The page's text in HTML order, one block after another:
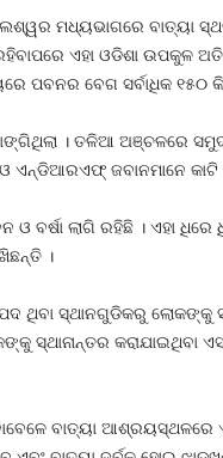
ମଧ୍ୟଭାଗରେ ବାତ୍ୟା
ଏହା ଓଡିଶା ଉପକୁଳ
ପବନର ବେଗ ସର୍ବାଧିକ ୧୫୦
। ତଳିଆ ଅଞ୍ଚଳରେ
ଏନ୍‍ଡିଆରଏଫ୍‍ ଜବାନମାନେ କାଟି
ବର୍ଷା ଲାଗି ରହିଛି । ଏହା
।
ଥିବା ସ୍ଥାନଗୁଡିକରୁ ଲୋକଙ୍କୁ
ସ୍ଥାନାନ୍ତର କରାଯାଇଥିବା
ବାତ୍ୟା